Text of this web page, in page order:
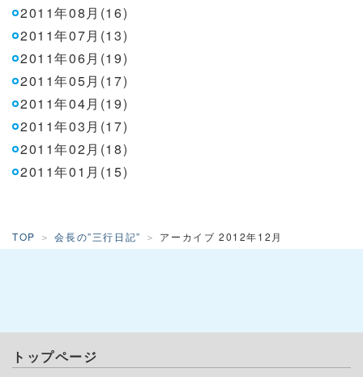
2011年08月(16)
2011年07月(13)
2011年06月(19)
2011年05月(17)
2011年04月(19)
2011年03月(17)
2011年02月(18)
2011年01月(15)
TOP 会長の”三行日記” アーカイブ 2012年12月
トップページ